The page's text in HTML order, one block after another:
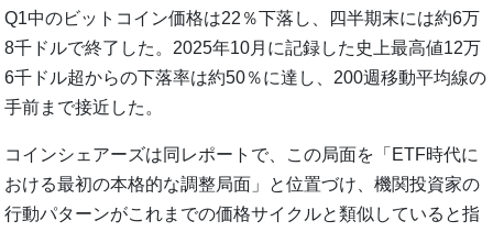
Q1中のビットコイン価格は22％下落し、四半期末には約6万
8千ドルで終了した。2025年10月に記録した史上最高値12万
6千ドル超からの下落率は約50％に達し、200週移動平均線の
手前まで接近した。
コインシェアーズは同レポートで、この局面を「ETF時代に
おける最初の本格的な調整局面」と位置づけ、機関投資家の
行動パターンがこれまでの価格サイクルと類似していると指